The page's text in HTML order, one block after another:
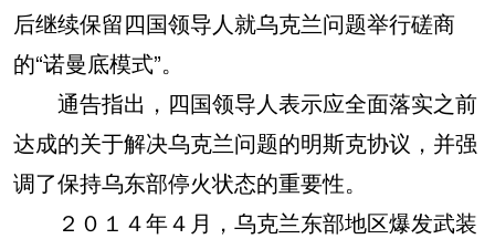
后继续保留四国领导人就乌克兰问题举行磋商
的“诺曼底模式”。
通告指出，四国领导人表示应全面落实之前
达成的关于解决乌克兰问题的明斯克协议，并强
调了保持乌东部停火状态的重要性。
２０１４年４月，乌克兰东部地区爆发武装